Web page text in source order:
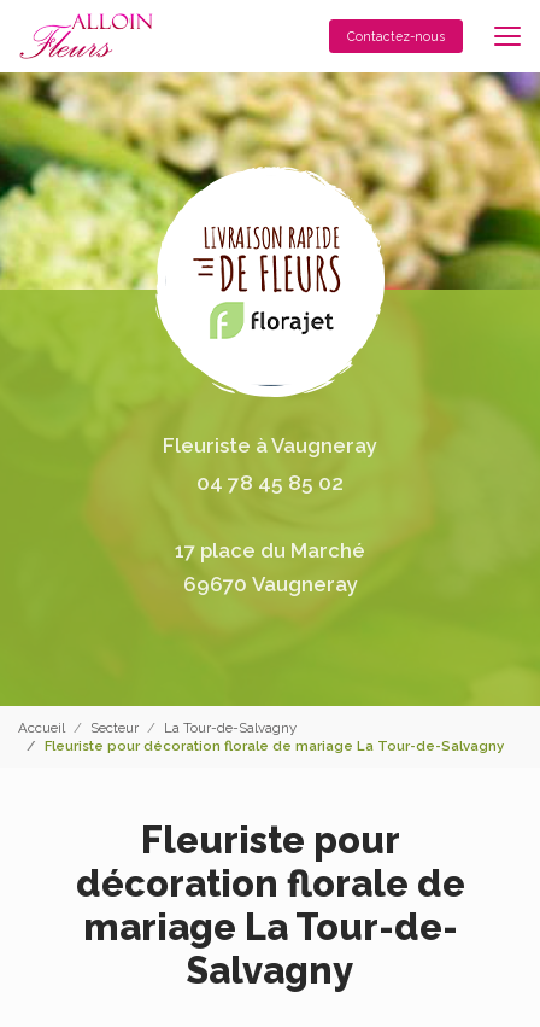
contenu
principal
Contactez-nous
Fleuriste à Vaugneray
04 78 45 85 02
17 place du Marché
69670 Vaugneray
Accueil Secteur
La Tour-de-Salvagny
Fleuriste pour décoration florale de mariage La Tour-de-Salvagny
Fleuriste pour
décoration florale de
mariage La Tour-de-
Salvagny